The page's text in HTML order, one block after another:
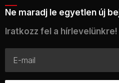
Ne maradj le egyetlen új
Iratkozz fel a hírlevelünkre!